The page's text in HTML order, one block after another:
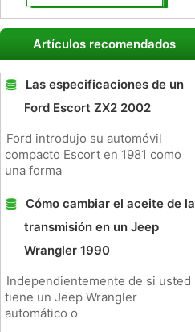
Artículos recomendados
Las especificaciones de un
Ford Escort ZX2 2002
Ford introdujo su automóvil
compacto Escort en 1981 como
una forma
Cómo cambiar el aceite de la
transmisión en un Jeep
Wrangler 1990
Independientemente de si usted
tiene un Jeep Wrangler
automático o